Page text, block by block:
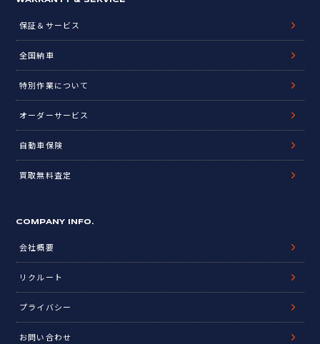
保証＆サービス
全国納車
特別作業について
オーダーサービス
自動車保険
買取無料査定
COMPANY INFO.
会社概要
リクルート
プライバシー
お問い合わせ